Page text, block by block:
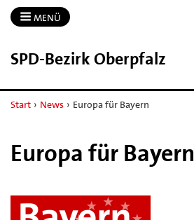
MENÜ
SPD-​Bezirk Oberpfalz
Start › News › Europa für Bayern
Europa für Bayern